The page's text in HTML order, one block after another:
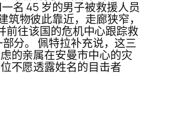
名 45 岁的男子被救援人员
物彼此靠近，走廊狭窄，
前往该国的危机中心跟踪救
分。 佩特拉补充说，这三
的亲属在安曼市中心的灾
不愿透露姓名的目击者